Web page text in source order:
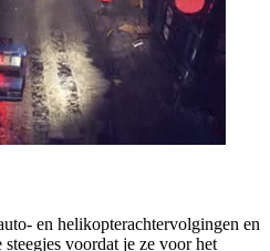
en helikopterachtervolgingen en
voordat je ze voor het